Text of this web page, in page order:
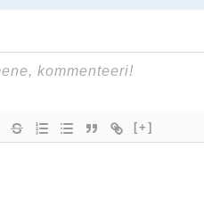
[+]